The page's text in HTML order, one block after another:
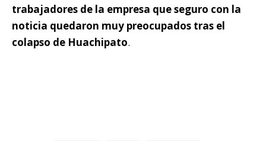
trabajadores de la empresa que seguro con la
noticia quedaron muy preocupados tras el
colapso de Huachipato.